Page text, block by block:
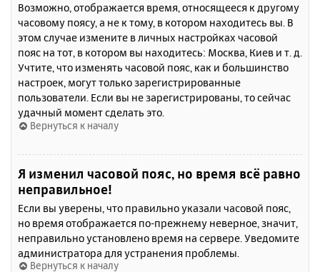
Возможно, отображается время, относящееся к другому
часовому поясу, а не к тому, в котором находитесь вы. В
этом случае измените в личных настройках часовой
пояс на тот, в котором вы находитесь: Москва, Киев и т. д.
Учтите, что изменять часовой пояс, как и большинство
настроек, могут только зарегистрированные
пользователи. Если вы не зарегистрированы, то сейчас
удачный момент сделать это.
Вернуться к началу
Я изменил часовой пояс, но время всё равно
неправильное!
Если вы уверены, что правильно указали часовой пояс,
но время отображается по-прежнему неверное, значит,
неправильно установлено время на сервере. Уведомите
администратора для устранения проблемы.
Вернуться к началу